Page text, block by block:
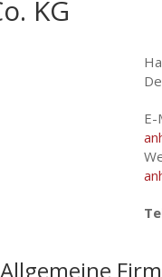
KG
E-
Allgemeine